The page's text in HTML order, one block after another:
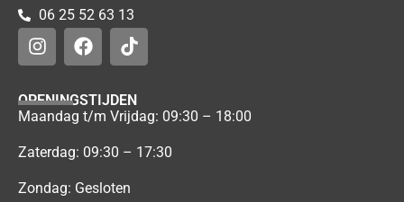
06 25 52 63 13
OPENINGSTIJDEN
Maandag t/m Vrijdag: 09:30 – 18:00
Zaterdag: 09:30 – 17:30
Zondag: Gesloten